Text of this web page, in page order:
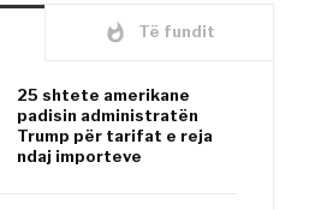
whatshot Të fundit
25 shtete amerikane
padisin administratën
Trump për tarifat e reja
ndaj importeve